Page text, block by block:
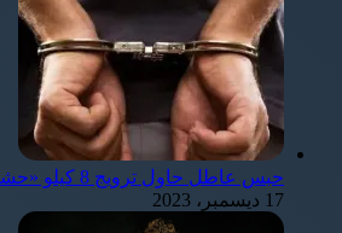
حبس عاطل حاول ترويج 8 كيلو «حشيش» في الإسكندرية
17 ديسمبر، 2023